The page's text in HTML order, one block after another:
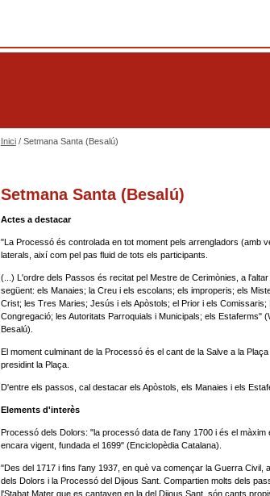
Inici/ Setmana Santa (Besalú)
Setmana Santa (Besalú)
Actes a destacar
"La Processó és controlada en tot moment pels arrengladors (amb
laterals, així com pel pas fluid de tots els participants.
(...) L'ordre dels Passos és recitat pel Mestre de Cerimònies, a
següent: els Manaies; la Creu i els escolans; els improperis; els
Crist; les Tres Maries; Jesús i els Apòstols; el Prior i els
Congregació; les Autoritats Parroquials i Municipals; els Estaferms"
Besalú).
El moment culminant de la Processó és el cant de la Salve a la
presidint la Plaça.
D'entre els passos, cal destacar els Apòstols, els Manaies i els
Elements d'interès
Processó dels Dolors: "la processó data de l'any 1700 i és el
encara vigent, fundada el 1699" (Enciclopèdia Catalana).
"Des del 1717 i fins l'any 1937, en què va començar la Guerra
dels Dolors i la Processó del Dijous Sant. Compartien molts dels
l'Stabat Mater que es cantaven en la del Dijous Sant, són cants